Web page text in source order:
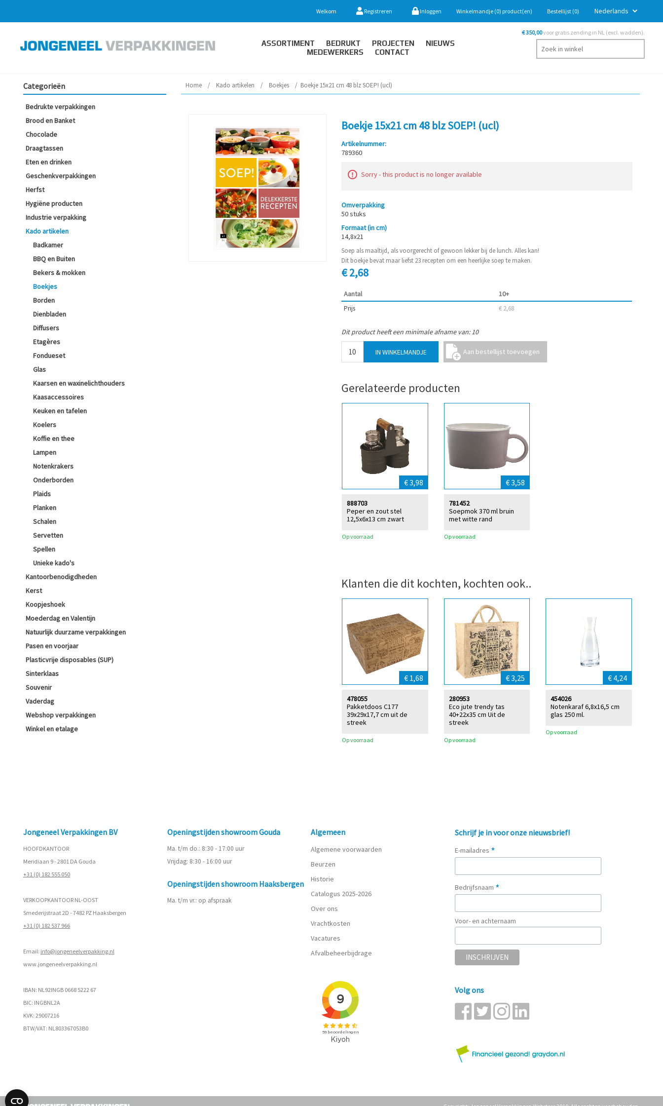
Welkom Registreren Inloggen Winkelmandje (0) product(en) Bestellijst (0)
ASSORTIMENT BEDRUKT PROJECTEN
NIEUWS
MEDEWERKERS
CONTACT
€ 350,00voor gratis zending in NL (excl. wadden).
Categorieën
Bedrukte verpakkingen
Brood en Banket
Chocolade
Draagtassen
Eten en drinken
Geschenkverpakkingen
Herfst
Hygiëne producten
Industrie verpakking
Kado artikelen
Badkamer
BBQ en Buiten
Bekers & mokken
Boekjes
Borden
Dienbladen
Diffusers
Etagères
Fondueset
Glas
Kaarsen en waxinelichthouders
Kaasaccessoires
Keuken en tafelen
Koelers
Koffie en thee
Lampen
Notenkrakers
Onderborden
Plaids
Planken
Schalen
Servetten
Spellen
Unieke kado's
Kantoorbenodigdheden
Kerst
Koopjeshoek
Moederdag en Valentijn
Natuurlijk duurzame verpakkingen
Pasen en voorjaar
Plasticvrije disposables (SUP)
Sinterklaas
Souvenir
Vaderdag
Webshop verpakkingen
Winkel en etalage
Home / Kado artikelen / Boekjes / Boekje 15x21 cm 48 blz SOEP! (ucl)
Boekje 15x21 cm 48 blz SOEP! (ucl)
Artikelnummer:
789360
Sorry - this product is no longer available
Omverpakking
50 stuks
Formaat (in cm)
14,8x21
Soep als maaltijd, als voorgerecht of gewoon lekker bij de lunch. Alles kan!
Dit boekje bevat maar liefst 23 recepten om een heerlijke soep te maken.
€ 2,68
Aantal 10+
Prijs € 2,68
Dit product heeft een minimale afname van: 10
Gerelateerde producten
€ 3,98
Peper en zout stel
12,5x6x13 cm zwart
888703
Op voorraad
€ 3,58
Soepmok 370 ml bruin
met witte rand
781452
Op voorraad
Klanten die dit kochten, kochten ook..
€ 1,68
Pakketdoos C177
39x29x17,7 cm uit de
streek
478055
Op voorraad
€ 3,25
Eco jute trendy tas
40+22x35 cm Uit de
streek
280953
Op voorraad
€ 4,24
Notenkaraf 6,8x16,5 cm
glas 250 ml.
454026
Op voorraad
Jongeneel Verpakkingen BV
HOOFDKANTOOR
Meridiaan 9 - 2801 DA Gouda
+31 (0) 182 555 050
VERKOOPKANTOOR NL-OOST
Smederijstraat 2D - 7482 PZ Haaksbergen
+31 (0) 182 537 966
Email: info@jongeneelverpakking.nl
www.jongeneelverpakking.nl
IBAN: NL92INGB 0668 5222 67
BIC: INGBNL2A
KVK: 29007216
BTW/VAT: NL803367053B0
Openingstijden showroom Gouda
Ma. t/m do.: 8:30 - 17:00 uur
Vrijdag: 8:30 - 16:00 uur
Openingstijden showroom Haaksbergen
Ma. t/m vr.: op afspraak
Algemeen
Algemene voorwaarden
Beurzen
Historie
Catalogus 2025-2026
Over ons
Vrachtkosten
Vacatures
Afvalbeheerbijdrage
Schrijf je in voor onze nieuwsbrief!
E-mailadres *
Bedrijfsnaam *
Voor- en achternaam
Volg ons